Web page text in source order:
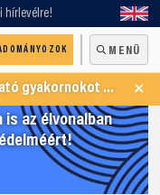
hírlevélre!
MENÜ
keresünk Menekültügyi Programunkba ×
is az élvonalban